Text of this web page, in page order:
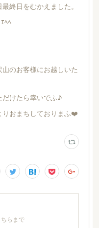
終日をむかえました。
ﾍﾍ
のお客様にお越しいた
けたら幸いでふ♪
りおまちしておりまふ❤️
らまで